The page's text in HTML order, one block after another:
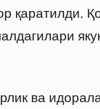
қаратилди.
ва